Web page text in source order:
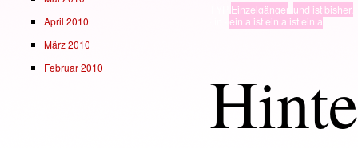
Einzelgänger, und ist bisher.
ein a ist ein a ist ein a
April 2010
März 2010
Februar 2010